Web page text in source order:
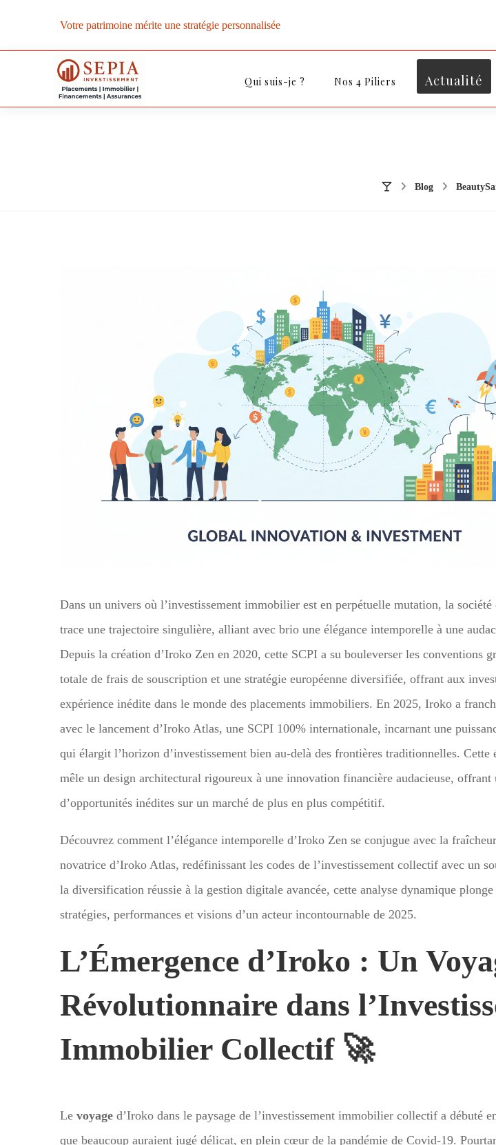
Votre patrimoine mérite une stratégie personnalisée
Qui suis-je ? Nos 4 Piliers Actualité
Blog
Dans un univers où l’investissement immobilier est en perpétuelle mutation, la
trace une trajectoire singulière, alliant avec brio une élégance intemporelle à une
Depuis la création d’Iroko Zen en 2020, cette SCPI a su bouleverser les conventions
totale de frais de souscription et une stratégie européenne diversifiée, offrant aux
expérience inédite dans le monde des placements immobiliers. En 2025, Iroko a
avec le lancement d’Iroko Atlas, une SCPI 100% internationale, incarnant une
qui élargit l’horizon d’investissement bien au-delà des frontières traditionnelles. Cette
mêle un design architectural rigoureux à une innovation financière audacieuse, offrant
d’opportunités inédites sur un marché de plus en plus compétitif.
Découvrez comment l’élégance intemporelle d’Iroko Zen se conjugue avec la
novatrice d’Iroko Atlas, redéfinissant les codes de l’investissement collectif avec un
la diversification réussie à la gestion digitale avancée, cette analyse dynamique
stratégies, performances et visions d’un acteur incontournable de 2025.
L’Émergence d’Iroko : Un
Révolutionnaire dans
Immobilier Collectif 🚀
Le voyage d’Iroko dans le paysage de l’investissement immobilier collectif a débuté
que beaucoup auraient jugé délicat, en plein cœur de la pandémie de Covid-19.